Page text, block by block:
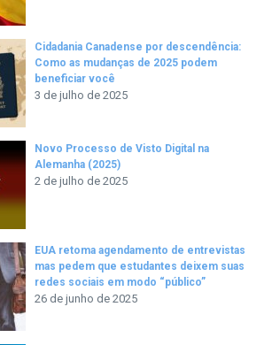
Cidadania Canadense por descendência:
Como as mudanças de 2025 podem
beneficiar você
3 de julho de 2025
Novo Processo de Visto Digital na
Alemanha (2025)
2 de julho de 2025
EUA retoma agendamento de entrevistas
mas pedem que estudantes deixem suas
redes sociais em modo “público”
26 de junho de 2025